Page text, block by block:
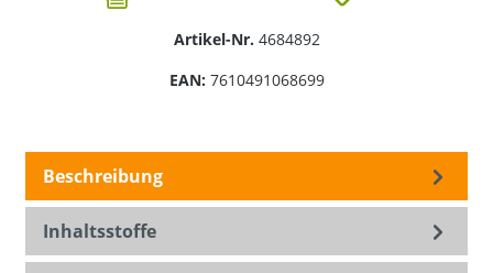
Artikel-Nr. 4684892
EAN: 7610491068699
Beschreibung
Inhaltsstoffe